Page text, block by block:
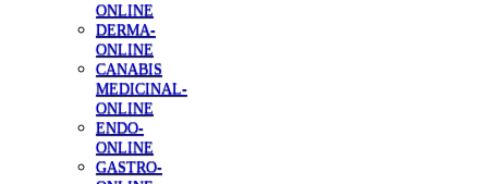
ONLINE
DERMA-
ONLINE
CANABIS
MEDICINAL-
ONLINE
ENDO-
ONLINE
GASTRO-